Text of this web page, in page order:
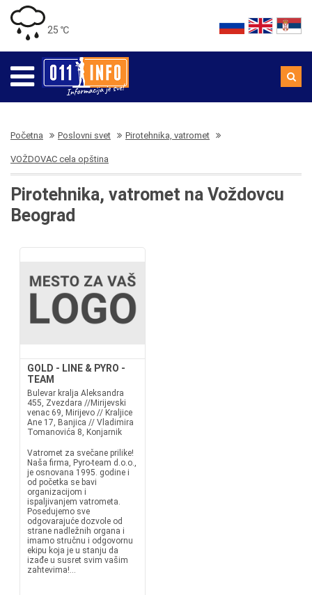
25 ℃
Početna Poslovni svet Pirotehnika, vatromet
VOŽDOVAC cela opština
Pirotehnika, vatromet na Voždovcu
Beograd
GOLD - LINE & PYRO -
TEAM
Bulevar kralja Aleksandra
455, Zvezdara //Mirijevski
venac 69, Mirijevo // Kraljice
Ane 17, Banjica // Vladimira
Tomanovića 8, Konjarnik
Vatromet za svečane prilike!
Naša firma, Pyro-team d.o.o.,
je osnovana 1995. godine i
od početka se bavi
organizacijom i
ispaljivanjem vatrometa.
Posedujemo sve
odgovarajuće dozvole od
strane nadležnih organa i
imamo stručnu i odgovornu
ekipu koja je u stanju da
izađe u susret svim vašim
zahtevima!...